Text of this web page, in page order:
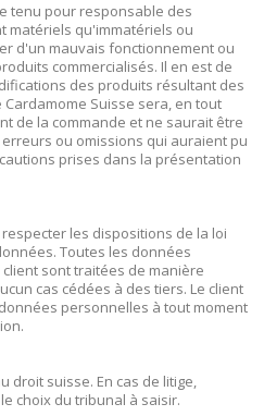
tenu pour responsable des
matériels qu'immatériels ou
d'un mauvais fonctionnement ou
commercialisés. Il en est de
des produits résultant des
Suisse sera, en tout
de la commande et ne saurait être
ou omissions qui auraient pu
prises dans la présentation
les dispositions de la loi
Toutes les données
sont traitées de manière
cas cédées à des tiers. Le client
personnelles à tout moment
droit suisse. En cas de litige,
choix du tribunal à saisir.